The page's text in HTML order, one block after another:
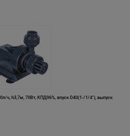
ч, h3,7м, 70Вт, КПД96%, впуск D40(1-/1/4"), выпуск